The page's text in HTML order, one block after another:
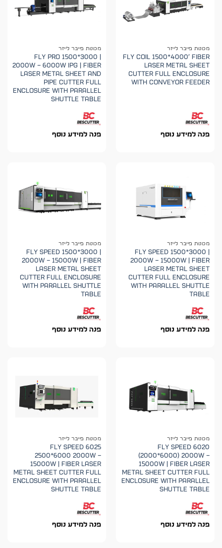
מכונות פייבר לייזר
FLY Coil 1500*4000′ Fiber
Laser Metal Sheet
Cutter Full Enclosure
with Conveyor Feeder
פנה למידע נוסף
מכונות פייבר לייזר
FLY PRO 1500*3000 |
2000W – 6000W IPG | Fiber
Laser Metal Sheet and
Pipe Cutter Full
Enclosure with Parallel
Shuttle Table
פנה למידע נוסף
מכונות פייבר לייזר
FLY SPEED 1500*3000 |
2000W – 15000W | Fiber
Laser Metal Sheet
Cutter Full Enclosure
with Parallel Shuttle
Table
פנה למידע נוסף
מכונות פייבר לייזר
FLY SPEED 1500*3000 |
2000W – 15000W | Fiber
Laser Metal Sheet
Cutter Full Enclosure
with Parallel Shuttle
Table
פנה למידע נוסף
מכונות פייבר לייזר
FLY SPEED 6020
(2000*6000) 2000W –
15000W | Fiber Laser
Metal Sheet Cutter Full
Enclosure with Parallel
Shuttle Table
פנה למידע נוסף
מכונות פייבר לייזר
FLY SPEED 6025
2500*6000 2000W –
15000W | Fiber Laser
Metal Sheet Cutter Full
Enclosure with Parallel
Shuttle Table
פנה למידע נוסף